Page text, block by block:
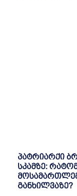
პატრიარქი
სკამზე:
მოსამართლემ
განხილვაზე?